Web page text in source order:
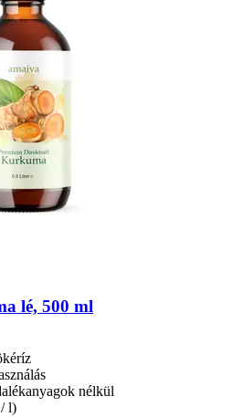
lé, 500 ml
nélkül
l)